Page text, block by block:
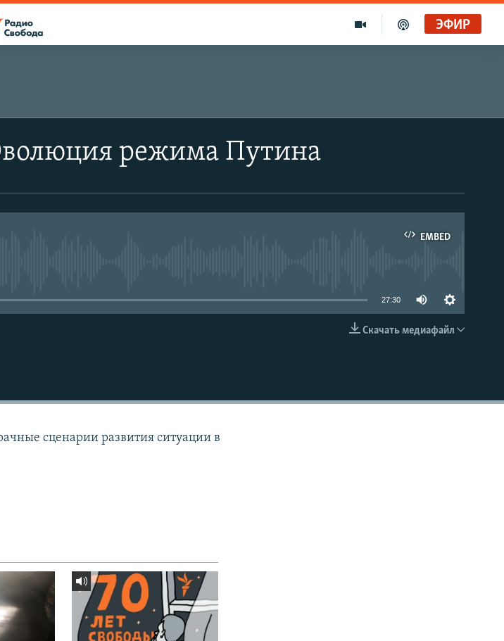
ЭФИР
режима Путина
EMBED
EMBED
27:30
Скачать медиафайл
сценарии развития ситуации в